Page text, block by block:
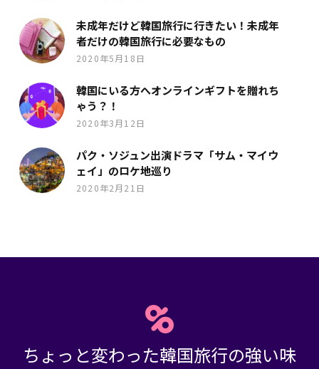
未成年だけど韓国旅行に行きたい！未成年
者だけの韓国旅行に必要なもの
2020年5月18日
韓国にいる方へオンラインギフトを贈れち
ゃう？！
2020年3月12日
パク・ソジュン出演ドラマ「サム・マイウ
ェイ」のロケ地巡り
2020年2月21日
ちょっと変わった韓国旅行の強い味